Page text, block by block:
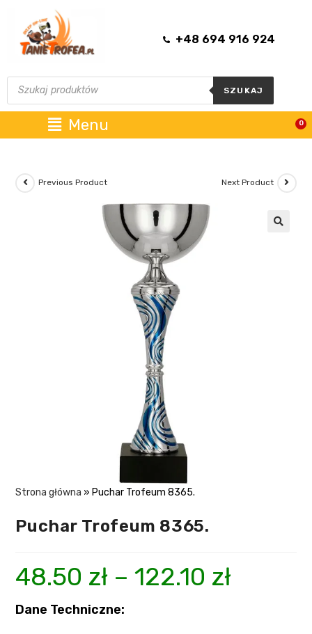
+48 694 916 924
SZUKAJ
Menu 0
Previous Product Next Product
Strona główna » Puchar Trofeum 8365.
Puchar Trofeum 8365.
48.50 zł – 122.10 zł
Dane Techniczne: